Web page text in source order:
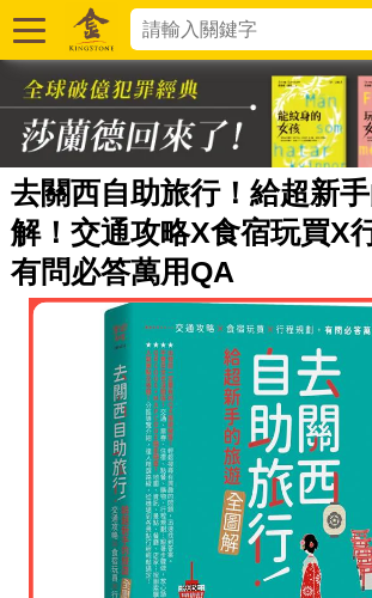
去關西自助旅行！給超新
解！交通攻略X食宿玩買X
有問必答萬用QA